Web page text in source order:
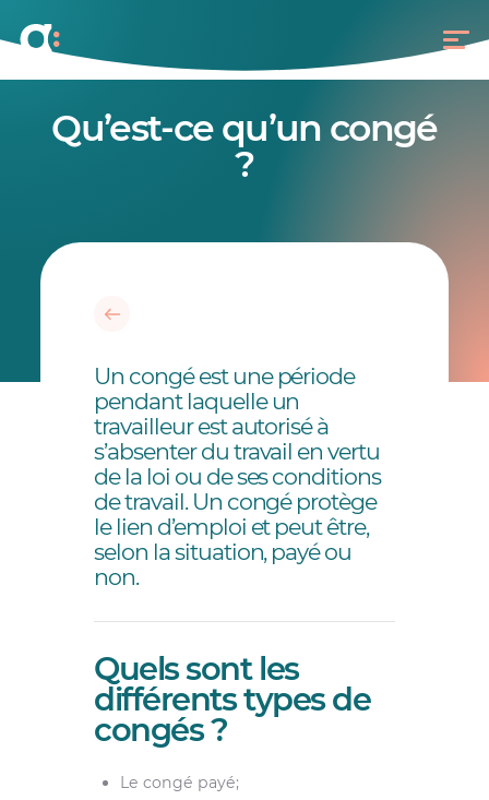
Qu’est-ce qu’un congé
?
Un congé est une période
pendant laquelle un
travailleur est autorisé à
s’absenter du travail en vertu
de la loi ou de ses conditions
de travail. Un congé protège
le lien d’emploi et peut être,
selon la situation, payé ou
non.
Quels sont les
différents types de
congés ?
Le congé payé;